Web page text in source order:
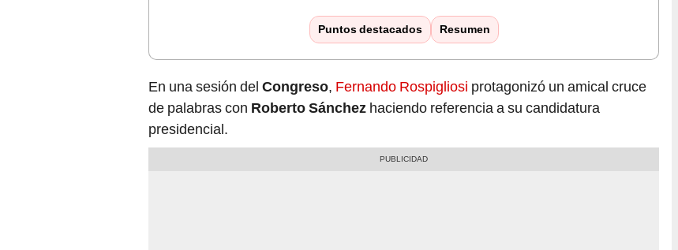
Puntos destacados Resumen
En una sesión del Congreso, Fernando Rospigliosi protagonizó un amical cruce
de palabras con Roberto Sánchez haciendo referencia a su candidatura
presidencial.